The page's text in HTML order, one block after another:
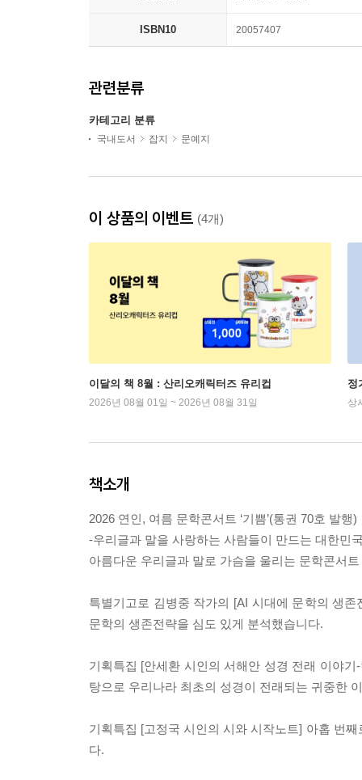
ISBN10 20057407
관련분류
카테고리 분류
국내도서 잡지 문예지
이 상품의 이벤트 (4개)
이달의 책 8월 : 산리오캐릭터즈 유리컵
2026년 08월 01일 ~ 2026년 08월 31일
정
상
책소개
2026 연인, 여름 문학콘서트 ‘기쁨’(통권 70호 발행)
-우리글과 말을 사랑하는 사람들이 만드는 대한민
아름다운 우리글과 말로 가슴을 울리는 문학콘서트
특별기고로 김병중 작가의 [AI 시대에 문학의 생
문학의 생존전략을 심도 있게 분석했습니다.
기획특집 [안세환 시인의 서해안 성경 전래 이야
탕으로 우리나라 최초의 성경이 전래되는 귀중한
기획특집 [고정국 시인의 시와 시작노트] 아홉 번
다.